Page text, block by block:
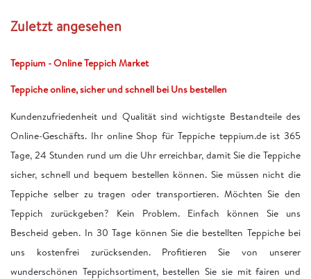
Zuletzt angesehen
Teppium - Online Teppich Market
Teppiche online, sicher und schnell bei Uns bestellen
Kundenzufriedenheit und Qualität sind wichtigste Bestandteile des
Online-Geschäfts. Ihr online Shop für Teppiche teppium.de ist 365
Tage, 24 Stunden rund um die Uhr erreichbar, damit Sie die Teppiche
sicher, schnell und bequem bestellen können. Sie müssen nicht die
Teppiche selber zu tragen oder transportieren. Möchten Sie den
Teppich zurückgeben? Kein Problem. Einfach können Sie uns
Bescheid geben. In 30 Tage können Sie die bestellten Teppiche bei
uns kostenfrei zurücksenden. Profitieren Sie von unserer
wunderschönen Teppichsortiment, bestellen Sie sie mit fairen und